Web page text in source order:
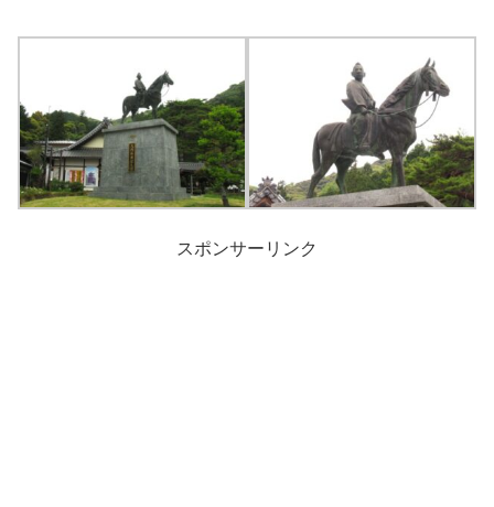
スポンサーリンク